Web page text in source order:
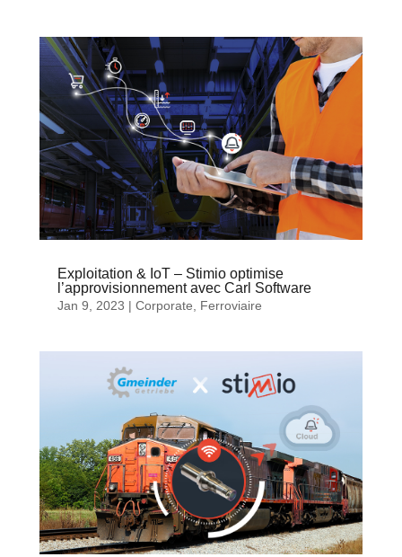
Exploitation & IoT – Stimio optimise
l’approvisionnement avec Carl Software
Jan 9, 2023 | Corporate, Ferroviaire